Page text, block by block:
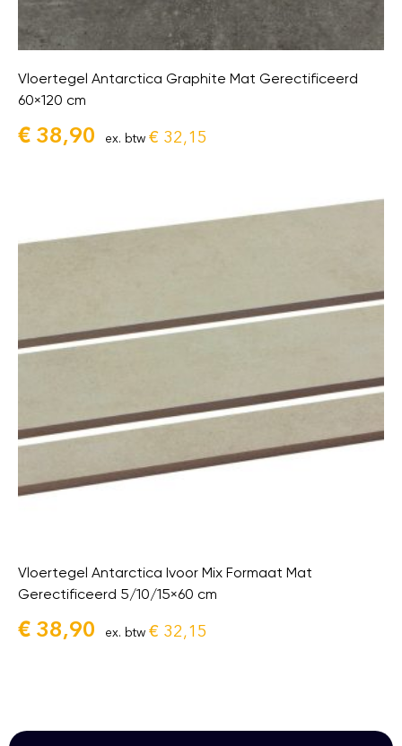
Vloertegel Antarctica Graphite Mat Gerectificeerd
60×120 cm
€ 38,90 ex. btw € 32,15
Vloertegel Antarctica Ivoor Mix Formaat Mat
Gerectificeerd 5/10/15×60 cm
€ 38,90 ex. btw € 32,15